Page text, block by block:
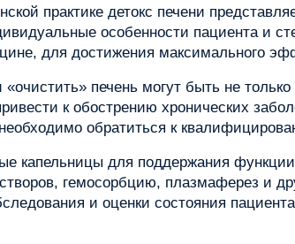
практике детокс печени
особенности пациента и
для достижения максимального
печень могут быть не
к обострению хронических
обратиться к
капельницы для поддержания
гемосорбцию, плазмаферез и
и оценки состояния